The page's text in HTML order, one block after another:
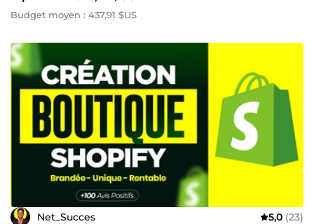
Budget moyen : 437,91 $US
Net_Succes 5,0 (23)